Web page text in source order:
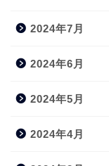
2024年7月
2024年6月
2024年5月
2024年4月